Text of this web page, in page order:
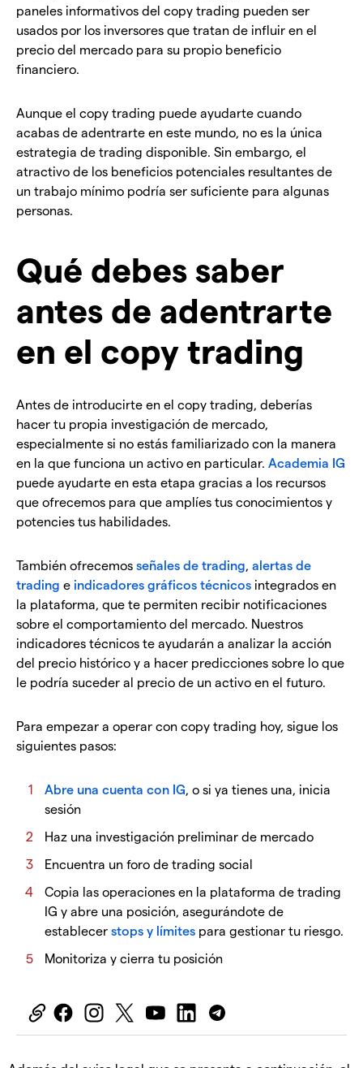
paneles informativos del copy trading pueden ser
usados por los inversores que tratan de influir en el
precio del mercado para su propio beneficio
financiero.
Aunque el copy trading puede ayudarte cuando
acabas de adentrarte en este mundo, no es la única
estrategia de trading disponible. Sin embargo, el
atractivo de los beneficios potenciales resultantes de
un trabajo mínimo podría ser suficiente para algunas
personas.
Qué debes saber
antes de adentrarte
en el copy trading
Antes de introducirte en el copy trading, deberías
hacer tu propia investigación de mercado,
especialmente si no estás familiarizado con la manera
en la que funciona un activo en particular. Academia IG
puede ayudarte en esta etapa gracias a los recursos
que ofrecemos para que amplíes tus conocimientos y
potencies tus habilidades.
También ofrecemos señales de trading, alertas de
trading e indicadores gráficos técnicos integrados en
la plataforma, que te permiten recibir notificaciones
sobre el comportamiento del mercado. Nuestros
indicadores técnicos te ayudarán a analizar la acción
del precio histórico y a hacer predicciones sobre lo que
le podría suceder al precio de un activo en el futuro.
Para empezar a operar con copy trading hoy, sigue los
siguientes pasos:
Abre una cuenta con IG, o si ya tienes una, inicia
sesión
Haz una investigación preliminar de mercado
Encuentra un foro de trading social
Copia las operaciones en la plataforma de trading
IG y abre una posición, asegurándote de
establecer stops y límites para gestionar tu riesgo.
Monitoriza y cierra tu posición